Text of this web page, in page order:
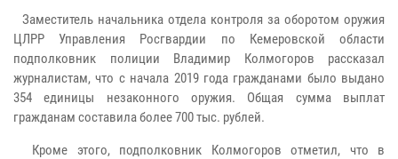
Заместитель начальника отдела контроля за оборотом оружия
ЦЛРР Управления Росгвардии по Кемеровской области
подполковник полиции Владимир Колмогоров рассказал
журналистам, что с начала 2019 года гражданами было выдано
354 единицы незаконного оружия. Общая сумма выплат
гражданам составила более 700 тыс. рублей.
Кроме этого, подполковник Колмогоров отметил, что в